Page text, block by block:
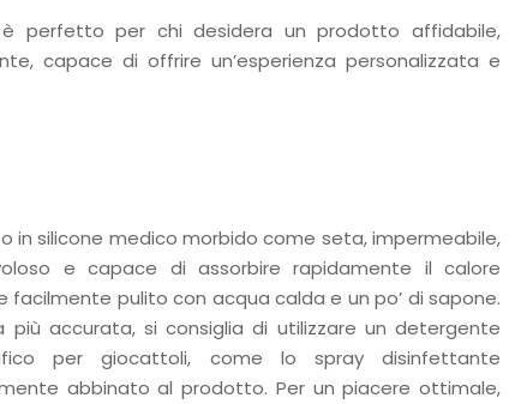
è perfetto per chi desidera un prodotto affidabile,
capace di offrire un’esperienza personalizzata e
in silicone medico morbido come seta, impermeabile,
e capace di assorbire rapidamente il calore
facilmente pulito con acqua calda e un po’ di sapone.
più accurata, si consiglia di utilizzare un detergente
per giocattoli, come lo spray disinfettante
abbinato al prodotto. Per un piacere ottimale,